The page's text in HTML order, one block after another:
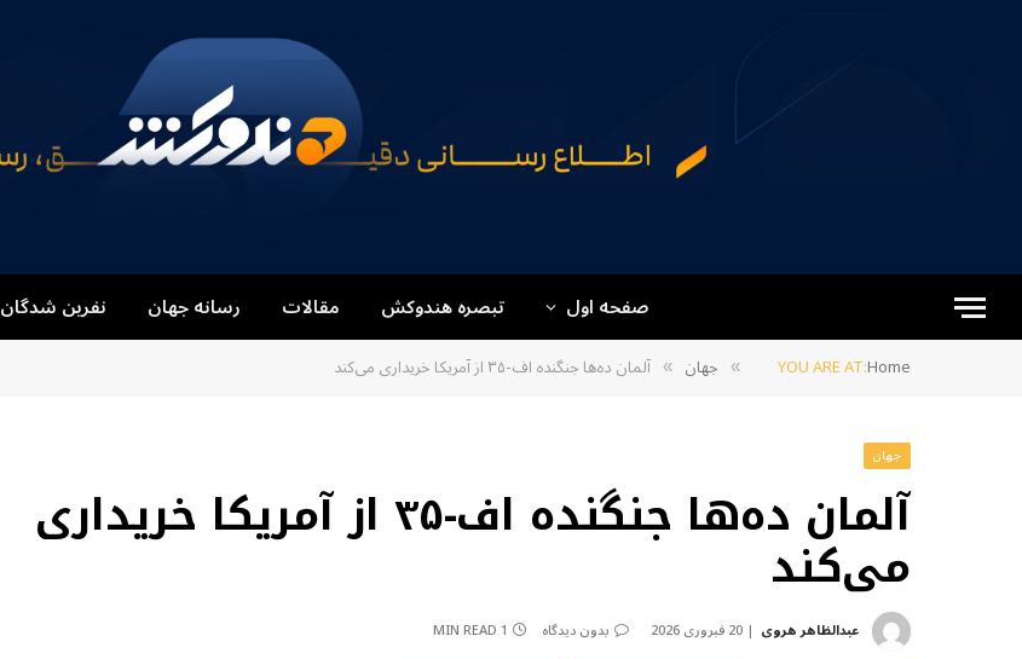
صفحه اول تبصره هندوکش مقالات رسانه جهان نفرین شدگان
YOU ARE AT:Home
» جهان » آلمان ده‌ها جنگنده اف-۳۵ از آمریکا خریداری می‌کند
جهان
آلمان ده‌ها جنگنده اف-۳۵ از آمریکا خریداری
می‌کند
عبدالظاهر هروی 20 فبروری 2026 بدون دیدگاه 1 MIN READ